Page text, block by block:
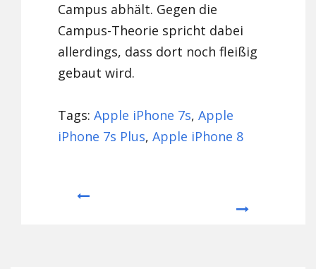
Campus abhält. Gegen die
Campus-Theorie spricht dabei
allerdings, dass dort noch fleißig
gebaut wird.
Tags:Apple iPhone 7s,Apple
iPhone 7s Plus,Apple iPhone 8